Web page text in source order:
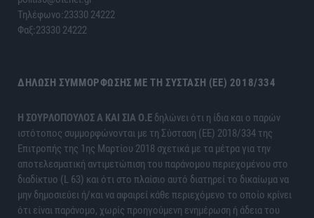
Τηλέφωνο:23330 24222
Φαξ:23330 24222
ΔΉΛΩΣΗ ΣΥΜΜΌΡΦΩΣΗΣ ΜΕ ΤΗ ΣΎΣΤΑΣΗ (ΕΕ) 2018/334
H ΣΟΥΡΛΟΠΟΥΛΟΣ Α ΚΑΙ ΣΙΑ Ο.Ε δηλώνει ότι η ίδια και ο παρών
ιστότοπος συμμορφώνονται με τη Σύσταση (ΕΕ) 2018/334 της
Επιτροπής της 1ης Μαρτίου 2018 σχετικά με τα μέτρα για την
αποτελεσματική αντιμετώπιση του παράνομου περιεχομένου στο
διαδίκτυο (L 63) και ότι στο πλαίσιο αυτό διατηρεί το δικαίωμα να
μην δημοσιεύει ή/και να αφαιρεί κάθε περιεχόμενο το οποίο κρίνει
ότι είναι παράνομο, χωρίς προηγούμενη ενημέρωση ή άδεια του